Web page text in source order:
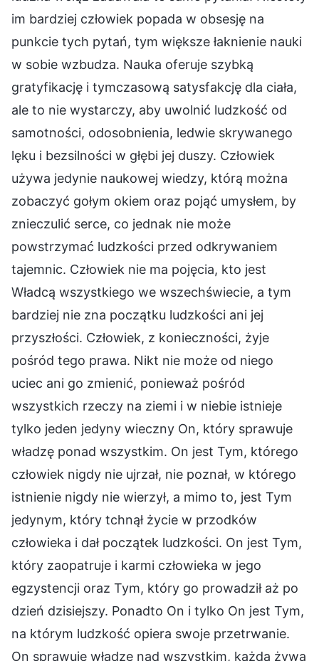
im bardziej człowiek popada w obsesję na
punkcie tych pytań, tym większe łaknienie nauki
w sobie wzbudza. Nauka oferuje szybką
gratyfikację i tymczasową satysfakcję dla ciała,
ale to nie wystarczy, aby uwolnić ludzkość od
samotności, odosobnienia, ledwie skrywanego
lęku i bezsilności w głębi jej duszy. Człowiek
używa jedynie naukowej wiedzy, którą można
zobaczyć gołym okiem oraz pojąć umysłem, by
znieczulić serce, co jednak nie może
powstrzymać ludzkości przed odkrywaniem
tajemnic. Człowiek nie ma pojęcia, kto jest
Władcą wszystkiego we wszechświecie, a tym
bardziej nie zna początku ludzkości ani jej
przyszłości. Człowiek, z konieczności, żyje
pośród tego prawa. Nikt nie może od niego
uciec ani go zmienić, ponieważ pośród
wszystkich rzeczy na ziemi i w niebie istnieje
tylko jeden jedyny wieczny On, który sprawuje
władzę ponad wszystkim. On jest Tym, którego
człowiek nigdy nie ujrzał, nie poznał, w którego
istnienie nigdy nie wierzył, a mimo to, jest Tym
jedynym, który tchnął życie w przodków
człowieka i dał początek ludzkości. On jest Tym,
który zaopatruje i karmi człowieka w jego
egzystencji oraz Tym, który go prowadził aż po
dzień dzisiejszy. Ponadto On i tylko On jest Tym,
na którym ludzkość opiera swoje przetrwanie.
On sprawuje władzę nad wszystkim, każdą żywą